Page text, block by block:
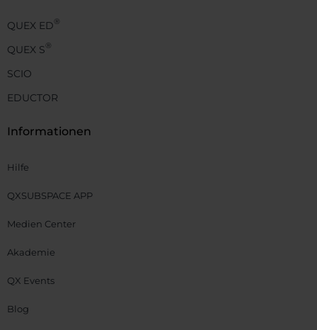
QUEX ED®
QUEX S®
SCIO
EDUCTOR
Informationen
Hilfe
QXSUBSPACE APP
Medien Center
Akademie
QX Events
Blog